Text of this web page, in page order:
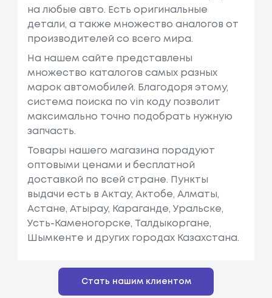
на любые авто. Есть оригинальные
детали, а также множество аналогов от
производителей со всего мира.
На нашем сайте представлены
множество каталогов самых разных
марок автомобилей. Благодоря этому,
система поиска по vin коду позволит
максимально точно подобрать нужную
запчасть.
Товары нашего магазина порадуют
оптовыми ценами и бесплатной
доставкой по всей стране. Пункты
выдачи есть в Актау, Актобе, Алматы,
Астане, Атырау, Караганде, Уральске,
Усть-Каменогорске, Талдыкоргане,
Шымкенте и других городах Казахстана.
Стать нашим клиентом